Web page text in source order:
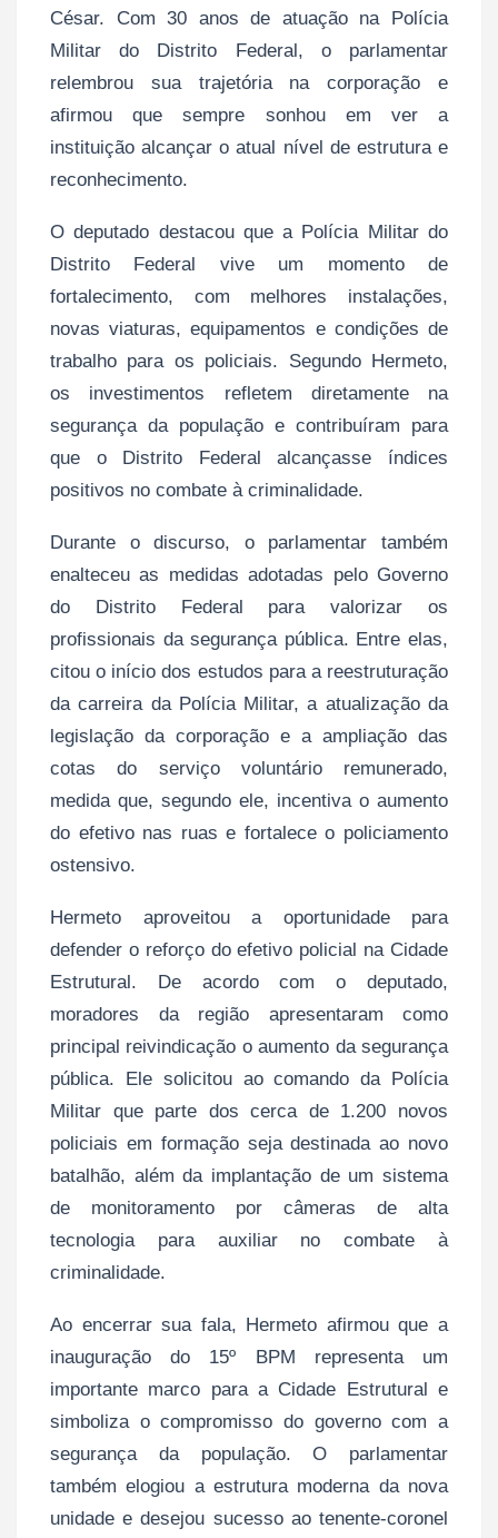
César. Com 30 anos de atuação na Polícia
Militar do Distrito Federal, o parlamentar
relembrou sua trajetória na corporação e
afirmou que sempre sonhou em ver a
instituição alcançar o atual nível de estrutura e
reconhecimento.
O deputado destacou que a Polícia Militar do
Distrito Federal vive um momento de
fortalecimento, com melhores instalações,
novas viaturas, equipamentos e condições de
trabalho para os policiais. Segundo Hermeto,
os investimentos refletem diretamente na
segurança da população e contribuíram para
que o Distrito Federal alcançasse índices
positivos no combate à criminalidade.
Durante o discurso, o parlamentar também
enalteceu as medidas adotadas pelo Governo
do Distrito Federal para valorizar os
profissionais da segurança pública. Entre elas,
citou o início dos estudos para a reestruturação
da carreira da Polícia Militar, a atualização da
legislação da corporação e a ampliação das
cotas do serviço voluntário remunerado,
medida que, segundo ele, incentiva o aumento
do efetivo nas ruas e fortalece o policiamento
ostensivo.
Hermeto aproveitou a oportunidade para
defender o reforço do efetivo policial na Cidade
Estrutural. De acordo com o deputado,
moradores da região apresentaram como
principal reivindicação o aumento da segurança
pública. Ele solicitou ao comando da Polícia
Militar que parte dos cerca de 1.200 novos
policiais em formação seja destinada ao novo
batalhão, além da implantação de um sistema
de monitoramento por câmeras de alta
tecnologia para auxiliar no combate à
criminalidade.
Ao encerrar sua fala, Hermeto afirmou que a
inauguração do 15º BPM representa um
importante marco para a Cidade Estrutural e
simboliza o compromisso do governo com a
segurança da população. O parlamentar
também elogiou a estrutura moderna da nova
unidade e desejou sucesso ao tenente-coronel